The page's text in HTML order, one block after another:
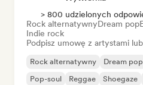
> 800 udzielonych
Rock alternatywnyDream pop
Indie rock
Podpisz umowę z artystami
Rock alternatywny Dream pop
Pop-soul
Reggae Shoegaze